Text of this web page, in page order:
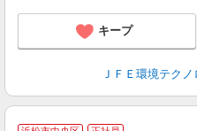
キープ
ＪＦＥ環境テク